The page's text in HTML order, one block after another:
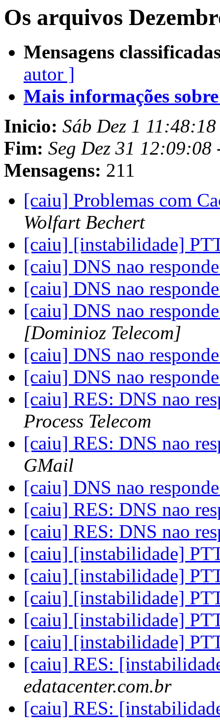
Os arquivos
Mensagens
autor ]
Mais informações
Inicio: Sáb Dez 1
Fim: Seg Dez 31 12:09:08
Mensagens: 211
[caiu] Problemas com
Wolfart Bechert
[caiu] [instabilidade]
[caiu] DNS nao
[caiu] DNS nao
[caiu] DNS nao
[Dominioz Telecom]
[caiu] DNS nao
[caiu] DNS nao
[caiu] RES: DNS nao
Process Telecom
[caiu] RES: DNS nao
GMail
[caiu] DNS nao
[caiu] RES: DNS nao
[caiu] RES: DNS nao
[caiu] [instabilidade]
[caiu] [instabilidade]
[caiu] [instabilidade]
[caiu] [instabilidade]
[caiu] [instabilidade]
[caiu] RES:
edatacenter.com.br
[caiu] RES: